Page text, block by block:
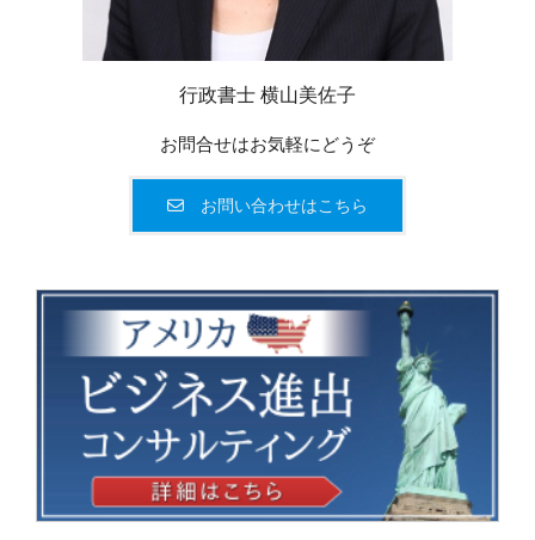
行政書士 横山美佐子
お問合せはお気軽にどうぞ
お問い合わせはこちら